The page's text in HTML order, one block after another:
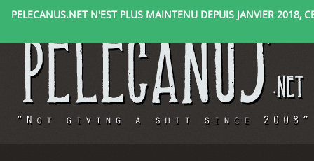
PELECANUS.NET N'EST PLUS MAINTENU DEPUIS JANVIER 2018,